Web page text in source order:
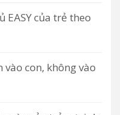
EASY của trẻ theo
con, không vào